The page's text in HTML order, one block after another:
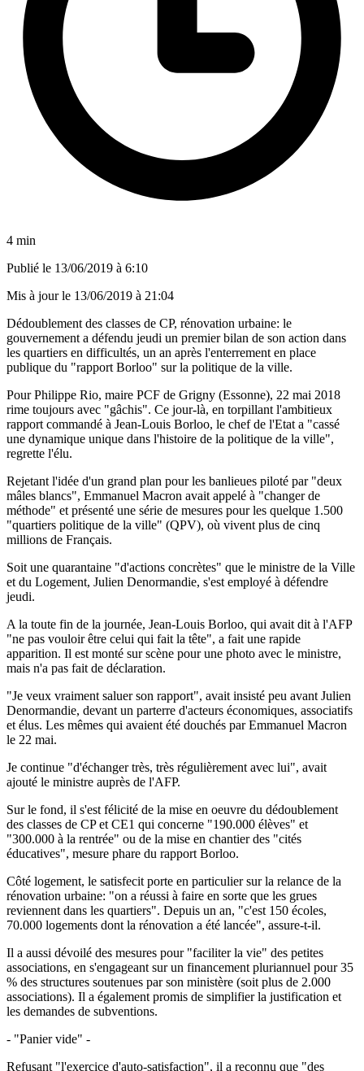
4 min
Publié le 13/06/2019 à 6:10
Mis à jour le 13/06/2019 à 21:04
Dédoublement des classes de CP, rénovation urbaine: le
gouvernement a défendu jeudi un premier bilan de son action dans
les quartiers en difficultés, un an après l'enterrement en place
publique du "rapport Borloo" sur la politique de la ville.
Pour Philippe Rio, maire PCF de Grigny (Essonne), 22 mai 2018
rime toujours avec "gâchis". Ce jour-là, en torpillant l'ambitieux
rapport commandé à Jean-Louis Borloo, le chef de l'Etat a "cassé
une dynamique unique dans l'histoire de la politique de la ville",
regrette l'élu.
Rejetant l'idée d'un grand plan pour les banlieues piloté par "deux
mâles blancs", Emmanuel Macron avait appelé à "changer de
méthode" et présenté une série de mesures pour les quelque 1.500
"quartiers politique de la ville" (QPV), où vivent plus de cinq
millions de Français.
Soit une quarantaine "d'actions concrètes" que le ministre de la Ville
et du Logement, Julien Denormandie, s'est employé à défendre
jeudi.
A la toute fin de la journée, Jean-Louis Borloo, qui avait dit à l'AFP
"ne pas vouloir être celui qui fait la tête", a fait une rapide
apparition. Il est monté sur scène pour une photo avec le ministre,
mais n'a pas fait de déclaration.
"Je veux vraiment saluer son rapport", avait insisté peu avant Julien
Denormandie, devant un parterre d'acteurs économiques, associatifs
et élus. Les mêmes qui avaient été douchés par Emmanuel Macron
le 22 mai.
Je continue "d'échanger très, très régulièrement avec lui", avait
ajouté le ministre auprès de l'AFP.
Sur le fond, il s'est félicité de la mise en oeuvre du dédoublement
des classes de CP et CE1 qui concerne "190.000 élèves" et
"300.000 à la rentrée" ou de la mise en chantier des "cités
éducatives", mesure phare du rapport Borloo.
Côté logement, le satisfecit porte en particulier sur la relance de la
rénovation urbaine: "on a réussi à faire en sorte que les grues
reviennent dans les quartiers". Depuis un an, "c'est 150 écoles,
70.000 logements dont la rénovation a été lancée", assure-t-il.
Il a aussi dévoilé des mesures pour "faciliter la vie" des petites
associations, en s'engageant sur un financement pluriannuel pour 35
% des structures soutenues par son ministère (soit plus de 2.000
associations). Il a également promis de simplifier la justification et
les demandes de subventions.
- "Panier vide" -
Refusant "l'exercice d'auto-satisfaction", il a reconnu que "des